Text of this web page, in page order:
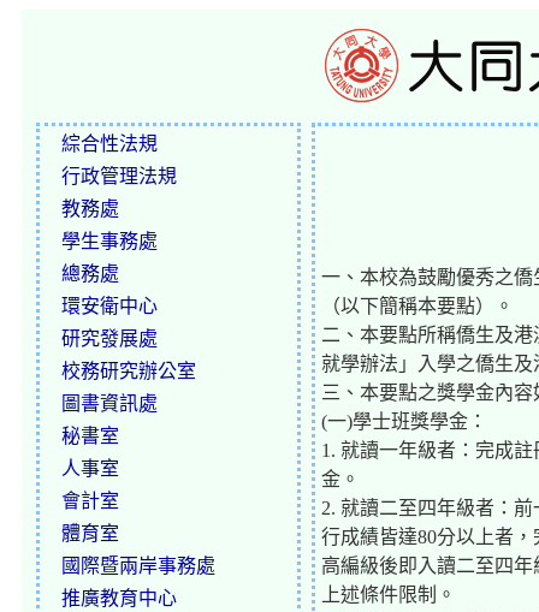
綜合性法規
行政管理法規
教務處
學生事務處
總務處
環安衛中心
研究發展處
校務研究辦公室
圖書資訊處
秘書室
人事室
會計室
體育室
國際暨兩岸事務處
推廣教育中心
一、本校為鼓勵優秀之
（以下簡稱本要點）。
二、本要點所稱僑生及
就學辦法」入學之僑生及
三、本要點之獎學金內
(一)學士班獎學金：
1. 就讀一年級者：完成
金。
2. 就讀二至四年級者：
行成績皆達80分以上者
高編級後即入讀二至四
上述條件限制。